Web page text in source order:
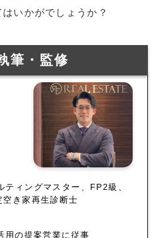
いかがでしょうか？
筆・監修
ティングマスター、FP2級、
き家再生診断士
用の提案営業に従事